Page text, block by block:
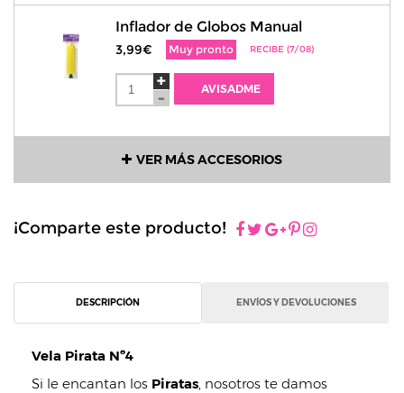
Inflador de Globos Manual
3,99€ Muy pronto RECIBE (7/08)
AVISADME
VER MÁS ACCESORIOS
¡Comparte este producto!
DESCRIPCIÓN ENVÍOS Y DEVOLUCIONES
Vela Pirata Nº4
Si le encantan los Piratas, nosotros te damos